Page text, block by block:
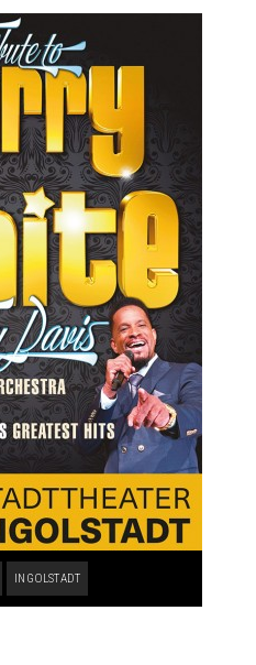
INGOLSTADT